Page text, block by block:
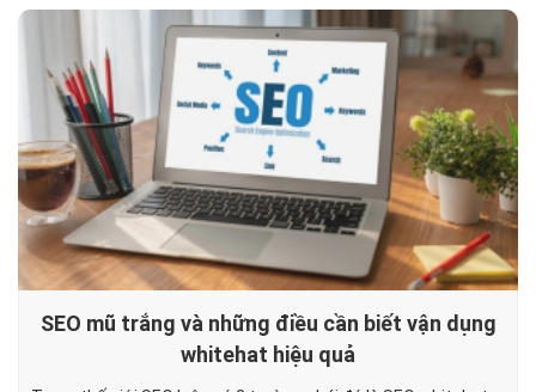
SEO mũ trắng và những điều cần biết vận dụng
whitehat hiệu quả